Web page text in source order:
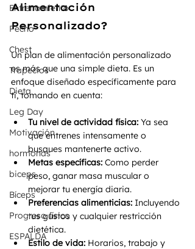
Entrenamiento
Pecho
Chest
Trapecios
Dieta
Leg Day
Motivación
hormonas
biceps
Bíceps
Progreso físico
ESPALDA
Alimentación
Personalizado?
Un plan de alimentación personalizado
es más que una simple dieta. Es un
enfoque diseñado específicamente para
ti, tomando en cuenta:
Tu nivel de actividad física: Ya sea
que entrenes intensamente o
busques mantenerte activo.
Metas específicas: Como perder
peso, ganar masa muscular o
mejorar tu energía diaria.
Preferencias alimenticias: Incluyendo
tus gustos y cualquier restricción
dietética.
Estilo de vida: Horarios, trabajo y